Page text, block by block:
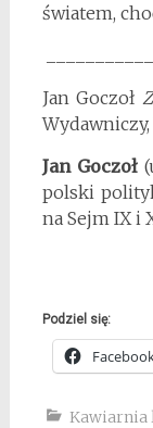
światem,
Jan Goczoł
Wydawniczy,
Jan Goczoł
polski
na Sejm IX i
Podziel się:
Kawiarnia